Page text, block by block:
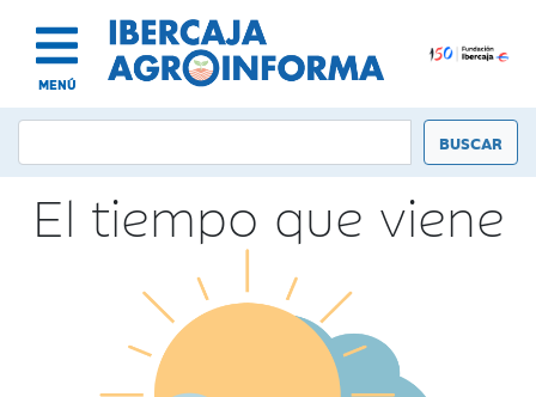
MENÚ
El tiempo que viene